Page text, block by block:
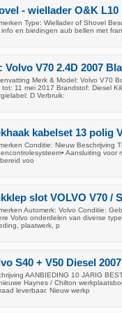
- wiellader O&K L10
Type: Wiellader of Shovel
info en biedingen aub bellen met
Volvo V70 2.4D 2007
Merk & Model: Volvo V70
tot: 11 mei 2017 Brandstof: Diesel
D Verbruik:
kabelset 13 polig
Conditie: Nieuw Beschrijving
Aansluiting voor
voo
slot VOLVO V70 /
Automerk: Volvo Conditie:
Volvo onderdelen van diverse
plaatwerk, p
S40 + V50 Diesel
AANBIEDING 10 JARIG
Haynes / Chilton
leverbaar. Nieuw werkp